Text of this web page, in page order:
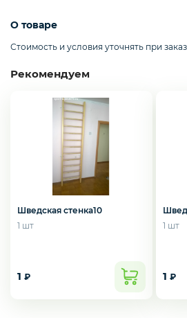
Маты гимнастические
Товары для бокса
Упоры
О товаре
Стоимость и условия уточнять при
Рекомендуем
Шведская стенка10
1 шт
1 ₽
1 шт
1 ₽